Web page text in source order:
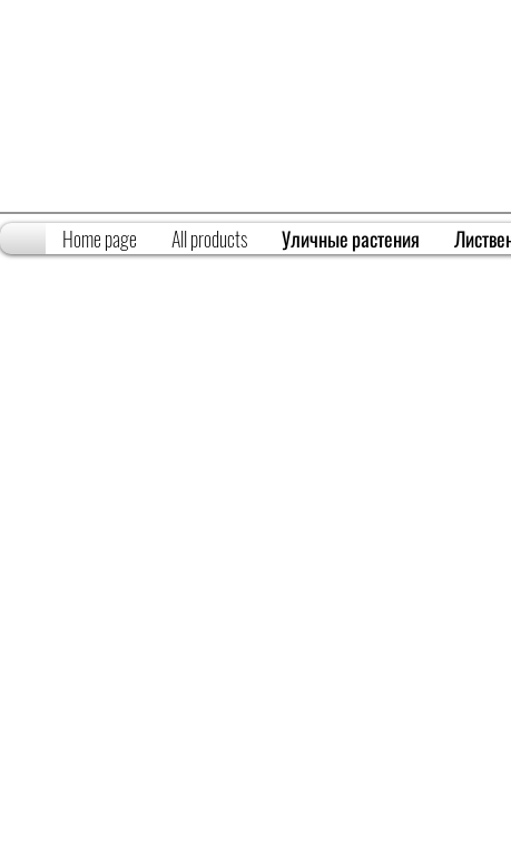
Home page All products Уличные растения